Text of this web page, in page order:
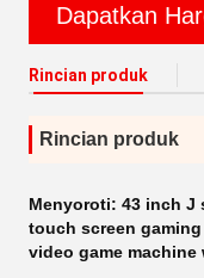
Dapatkan
Rincian produk
Rincian produk
Menyoroti: 43 inch J
touch screen
video game